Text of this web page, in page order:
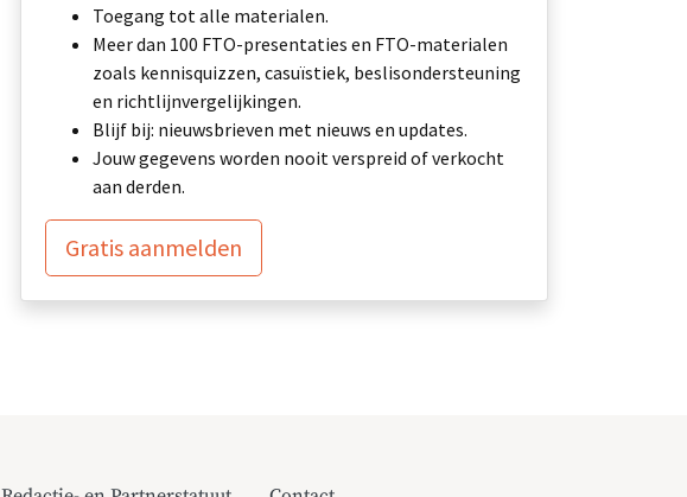
Toegang tot alle materialen.
Meer dan 100 FTO-presentaties en FTO-materialen
zoals kennisquizzen, casuïstiek, beslisondersteuning
en richtlijnvergelijkingen.
Blijf bij: nieuwsbrieven met nieuws en updates.
Jouw gegevens worden nooit verspreid of verkocht
aan derden.
Gratis aanmelden